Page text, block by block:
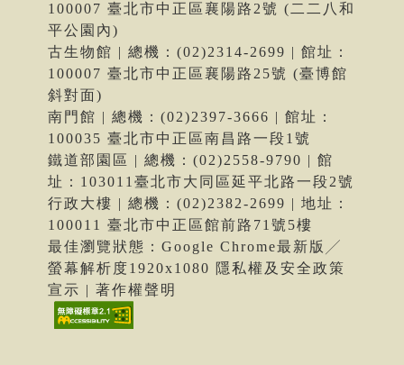
100007 臺北市中正區襄陽路2號 (二二八和
平公園內)
古生物館 | 總機：(02)2314-2699 | 館址：
100007 臺北市中正區襄陽路25號 (臺博館
斜對面)
南門館 | 總機：(02)2397-3666 | 館址：
100035 臺北市中正區南昌路一段1號
鐵道部園區 | 總機：(02)2558-9790 | 館
址：103011臺北市大同區延平北路一段2號
行政大樓 | 總機：(02)2382-2699 | 地址：
100011 臺北市中正區館前路71號5樓
最佳瀏覽狀態：Google Chrome最新版╱
螢幕解析度1920x1080 隱私權及安全政策
宣示 | 著作權聲明